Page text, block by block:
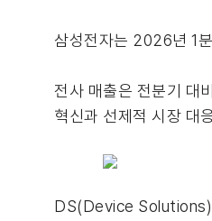
삼성전자는 2026년 1
전사 매출은 전분기 대
혁신과 선제적 시장 대
DS(Device Solutions)